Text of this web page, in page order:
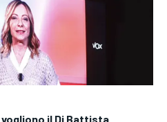
il Di Battista